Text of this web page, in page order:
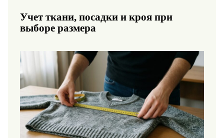
Учет ткани, посадки и кроя при
выборе размера